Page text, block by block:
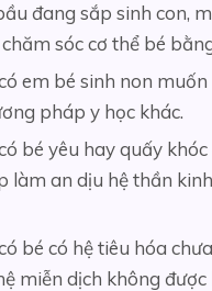
đang sắp sinh con,
sóc cơ thể bé
em bé sinh non
pháp y học khác.
bé yêu hay quấy
làm an dịu hệ thần
bé có hệ tiêu hóa
miễn dịch không được